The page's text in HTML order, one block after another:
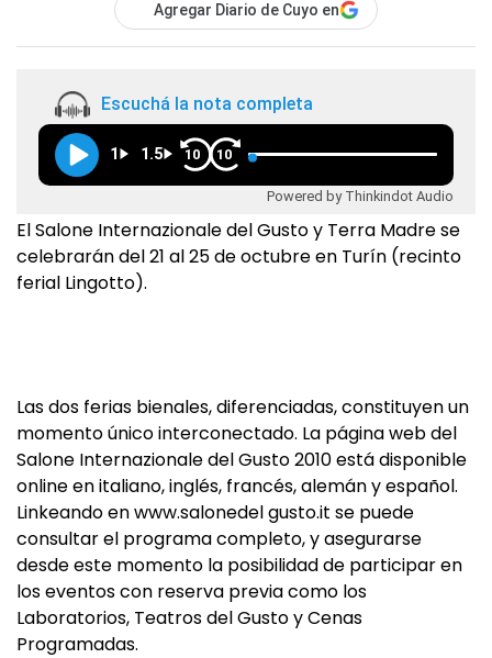
Agregar Diario de Cuyo en
Escuchá la nota completa
1 1.5 10 10
Powered by Thinkindot Audio
El Salone Internazionale del Gusto y Terra Madre se
celebrarán del 21 al 25 de octubre en Turín (recinto
ferial Lingotto).
Las dos ferias bienales, diferenciadas, constituyen un
momento único interconectado. La página web del
Salone Internazionale del Gusto 2010 está disponible
online en italiano, inglés, francés, alemán y español.
Linkeando en www.salonedel gusto.it se puede
consultar el programa completo, y asegurarse
desde este momento la posibilidad de participar en
los eventos con reserva previa como los
Laboratorios, Teatros del Gusto y Cenas
Programadas.